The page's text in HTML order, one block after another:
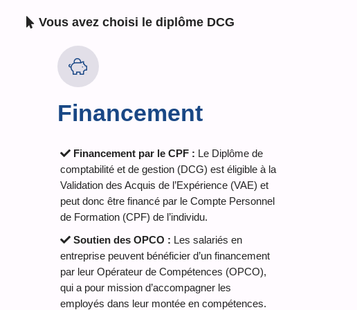
Vous avez choisi le diplôme DCG
Financement
Financement par le CPF : Le Diplôme de
comptabilité et de gestion (DCG) est éligible à la
Validation des Acquis de l’Expérience (VAE) et
peut donc être financé par le Compte Personnel
de Formation (CPF) de l’individu.
Soutien des OPCO : Les salariés en
entreprise peuvent bénéficier d’un financement
par leur Opérateur de Compétences (OPCO),
qui a pour mission d’accompagner les
employés dans leur montée en compétences.